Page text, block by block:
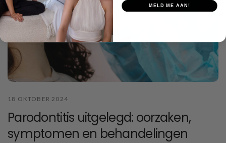
18 OKTOBER 2024
Parodontitis uitgelegd: oorzaken,
symptomen en behandelingen
MELD ME AAN!